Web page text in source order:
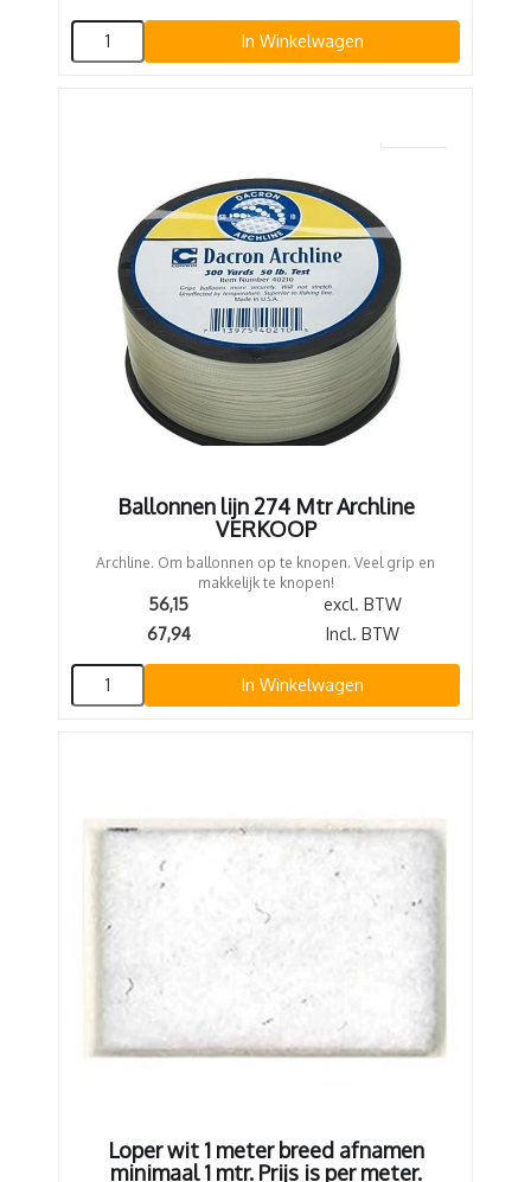
In Winkelwagen
Ballonnen lijn 274 Mtr Archline
VERKOOP
Archline. Om ballonnen op te knopen. Veel grip en
makkelijk te knopen!
56,15
excl. BTW
67,94
Incl. BTW
In Winkelwagen
Loper wit 1 meter breed afnamen
minimaal 1 mtr. Prijs is per meter.